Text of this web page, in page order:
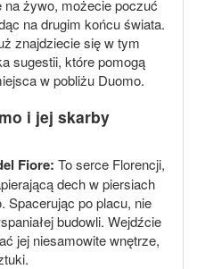
żywo, możecie poczuć
na drugim końcu świata.
znajdziecie się w tym
sugestii, które pomogą
w pobliżu Duomo.
i jej skarby
Fiore: To serce Florencji,
dech w piersiach
Spacerując po placu, nie
budowli. Wejdźcie
jej niesamowite wnętrze,